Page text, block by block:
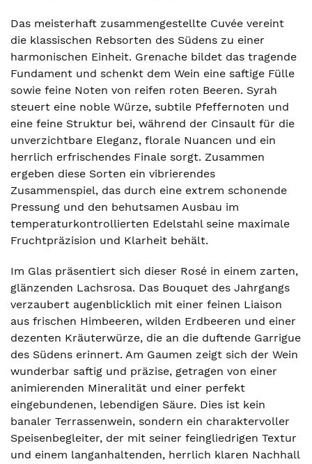
Das meisterhaft zusammengestellte Cuvée vereint
die klassischen Rebsorten des Südens zu einer
harmonischen Einheit. Grenache bildet das tragende
Fundament und schenkt dem Wein eine saftige Fülle
sowie feine Noten von reifen roten Beeren. Syrah
steuert eine noble Würze, subtile Pfeffernoten und
eine feine Struktur bei, während der Cinsault für die
unverzichtbare Eleganz, florale Nuancen und ein
herrlich erfrischendes Finale sorgt. Zusammen
ergeben diese Sorten ein vibrierendes
Zusammenspiel, das durch eine extrem schonende
Pressung und den behutsamen Ausbau im
temperaturkontrollierten Edelstahl seine maximale
Fruchtpräzision und Klarheit behält.
Im Glas präsentiert sich dieser Rosé in einem zarten,
glänzenden Lachsrosa. Das Bouquet des Jahrgangs
verzaubert augenblicklich mit einer feinen Liaison
aus frischen Himbeeren, wilden Erdbeeren und einer
dezenten Kräuterwürze, die an die duftende Garrigue
des Südens erinnert. Am Gaumen zeigt sich der Wein
wunderbar saftig und präzise, getragen von einer
animierenden Mineralität und einer perfekt
eingebundenen, lebendigen Säure. Dies ist kein
banaler Terrassenwein, sondern ein charaktervoller
Speisenbegleiter, der mit seiner feingliedrigen Textur
und einem langanhaltenden, herrlich klaren Nachhall